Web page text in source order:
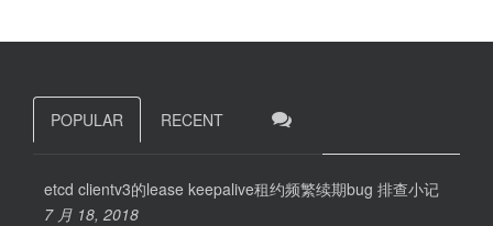
POPULAR RECENT
etcd clientv3的lease keepalive租约频繁续期bug 排查小记
7 月 18, 2018